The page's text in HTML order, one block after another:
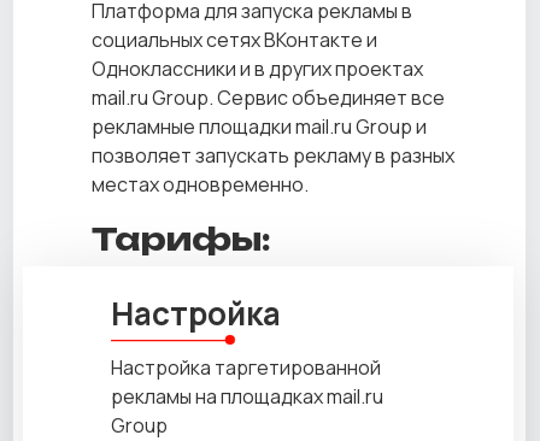
Платформа для запуска рекламы в
социальных сетях ВКонтакте и
Одноклассники и в других проектах
mail.ru Group. Сервис объединяет все
рекламные площадки mail.ru Group и
позволяет запускать рекламу в разных
местах одновременно.
Тарифы:
Настройка
Настройка таргетированной
рекламы на площадках mail.ru
Group